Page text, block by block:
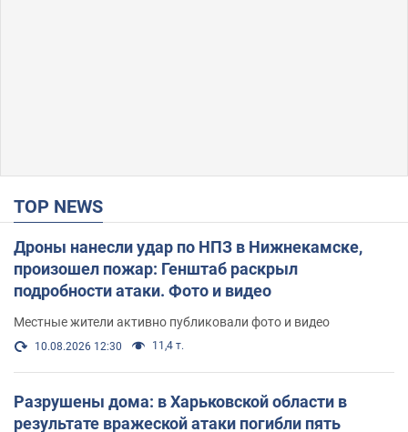
TOP NEWS
Дроны нанесли удар по НПЗ в Нижнекамске,
произошел пожар: Генштаб раскрыл
подробности атаки. Фото и видео
Местные жители активно публиковали фото и видео
10.08.2026 12:30 11,4 т.
Разрушены дома: в Харьковской области в
результате вражеской атаки погибли пять